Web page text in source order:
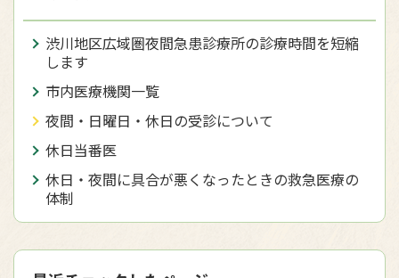
渋川地区広域圏夜間急患診療所の診療時間を短縮
します
市内医療機関一覧
夜間・日曜日・休日の受診について
休日当番医
休日・夜間に具合が悪くなったときの救急医療の
体制